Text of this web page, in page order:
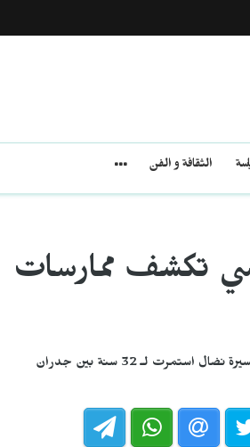
الثقافة و الفن
تكشف ممارسات
خرجت المُناضلة في حركة حرية كردستان لمياء أوسي من السجون التركية، بعد مسيرة نضال استمرت لـ 32 سنة بين جدران